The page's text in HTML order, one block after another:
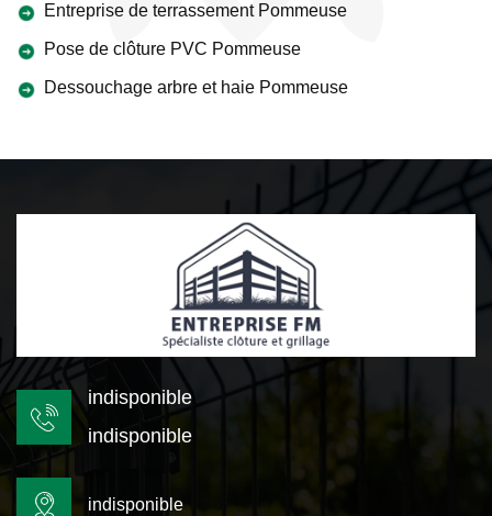
Entreprise de terrassement Pommeuse
Pose de clôture PVC Pommeuse
Dessouchage arbre et haie Pommeuse
indisponible
indisponible
indisponible